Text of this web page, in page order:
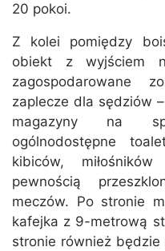
20 pokoi.
Z kolei pomiędzy
obiekt z wyjściem
zagospodarowane
zaplecze dla sędziów
magazyny na
ogólnodostępne
kibiców,
pewnością
meczów. Po stronie
kafejka z 9-metrową
stronie również